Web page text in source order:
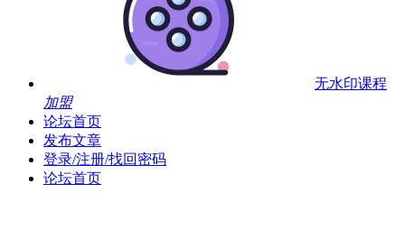
无水印课程
加盟
论坛首页
发布文章
登录/注册/找回密码
论坛首页